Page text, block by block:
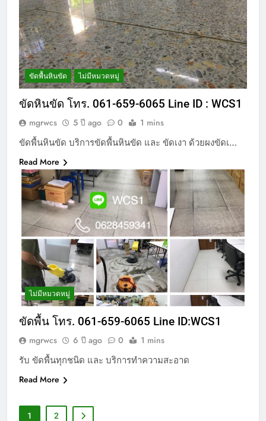
ขัดพื้นหินขัด ไม่มีหมวดหมู่
ขัดหินขัด โทร. 061-659-6065 Line ID : WCS1
mgrwcs 5 ปี ago 0 1 mins
ขัดพื้นหินขัด บริการขัดพื้นหินขัด และ ขัดเงา ด้วยผงขัดเ…
Read More
ไม่มีหมวดหมู่
ขัดพื้น โทร. 061-659-6065 Line ID:WCS1
mgrwcs 6 ปี ago 0 1 mins
รับ ขัดพื้นทุกชนิด และ บริการทำความสะอาด
Read More
1 2